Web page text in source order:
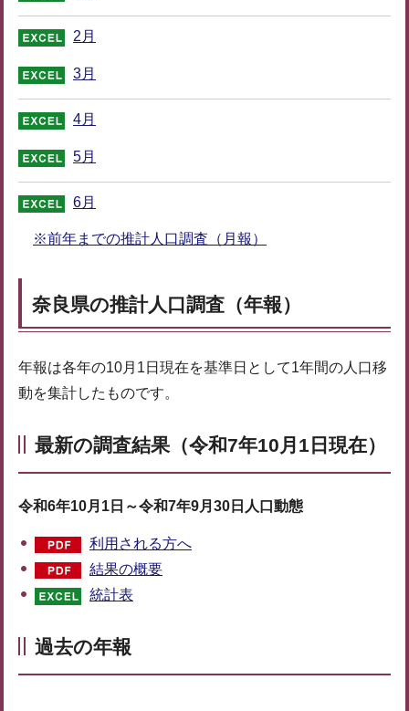
2月
3月
4月
5月
6月
※前年までの推計人口調査（月報）
奈良県の推計人口調査（年報）
年報は各年の10月1日現在を基準日として1年間の人口移
動を集計したものです。
最新の調査結果（令和7年10月1日現在）
令和6年10月1日～令和7年9月30日人口動態
利用される方へ
結果の概要
統計表
過去の年報